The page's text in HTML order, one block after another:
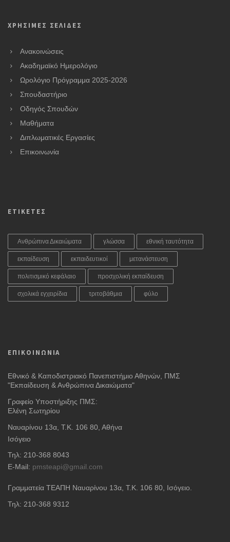
ΧΡΗΣΙΜΕΣ ΣΕΛΙΔΕΣ
Ανακοινώσεις
Ακαδημαϊκό Ημερολόγιο
Ωρολόγιο Πρόγραμμα 2025-2026
Σπουδαστήριο
Οδηγός Σπουδών
Μαθήματα
Διπλωματικές Εργασίες
Επικοινωνία
ΕΤΙΚΕΤΕΣ
Ανθρώπινα Δικαιώματα γλώσσα εθνική ταυτότητα
εκπαίδευση εκπαιδευτικοί μετανάστευση
πολιτισμικό κεφάλαιο προσχολική εκπαίδευση
σχολικά εγχειρίδια τριτοβάθμια φύλο
ΕΠΙΚΟΙΝΩΝΙΑ
Εθνικό & Καποδιστριακό Πανεπιστήμιο Αθηνών, ΠΜΣ
"Εκπαίδευση & Ανθρώπινα Δικαιώματα"
Γραφείο Υποστήριξης ΠΜΣ:
Ελένη Σωτηρίου
Ναυαρίνου 13α, Τ.Κ. 106 80, Αθήνα
Ισόγειο
Τηλ: 210-368 8043
E-Mail: pmsteapi@gmail.com
Γραμματεία ΤΕΑΠΗ Ναυαρίνου 13α, Τ.Κ. 106 80, Ισόγειο.
Τηλ: 210-368 9312